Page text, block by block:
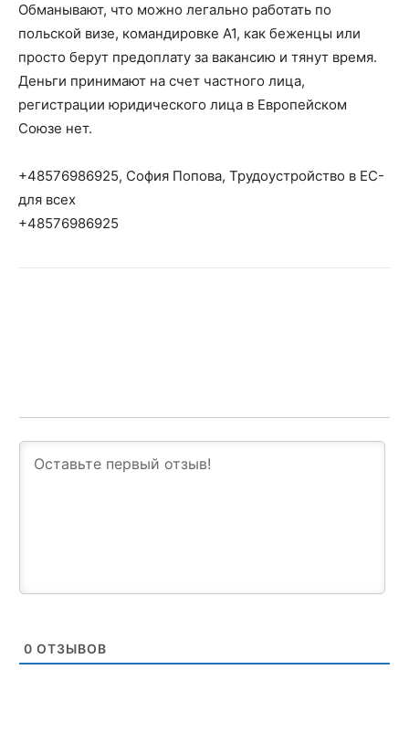
Обманывают, что можно легально работать по
польской визе, командировке А1, как беженцы или
просто берут предоплату за вакансию и тянут время.
Деньги принимают на счет частного лица,
регистрации юридического лица в Европейском
Союзе нет.
+48576986925, София Попова, Трудоустройство в ЕС-
для всех
+48576986925
0 ОТЗЫВОВ